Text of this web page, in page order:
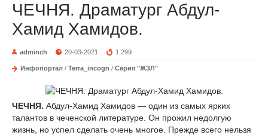
ЧЕЧНЯ. Драматург Абдул-
Хамид Хамидов.
adminch 20-03-2021 1 299
Инфопортал / Terra_incogn / Серия "ЖЗЛ"
ЧЕЧНЯ. Абдул-Хамид Хамидов — один из самых ярких
талантов в чеченской литературе. Он прожил недолгую
жизнь, но успел сделать очень многое. Прежде всего нельзя